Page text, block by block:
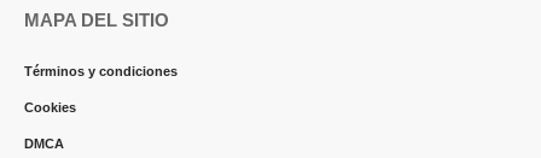
MAPA DEL SITIO
Términos y condiciones
Cookies
DMCA